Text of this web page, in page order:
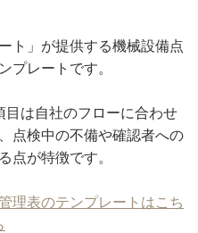
ト」が提供する機械設備点
プレートです。
目は自社のフローに合わせ
点検中の不備や確認者への
点が特徴です。
理表のテンプレートはこち